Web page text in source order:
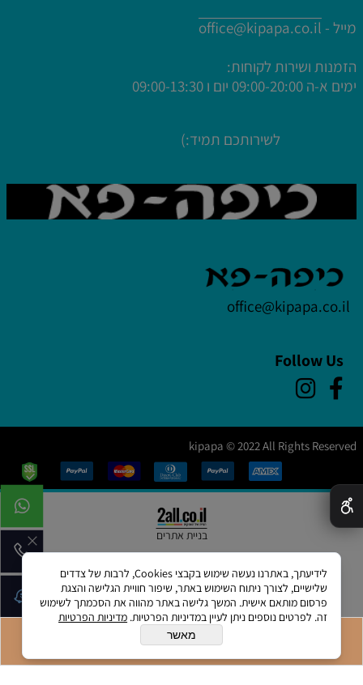
הוסף לסל
מייל - office@kipapa.co.il
הזמנות ושירות לקוחות:
ימים א-ה 09:00-20:00 יום ו 09:00-13:30
לשירותכם תמיד:)
office@kipapa.co.il
Follow Us
kipapa © 2022 All Rights Reserved
בניית אתרים
לידיעתך, באתרנו נעשה שימוש בקבצי Cookies, לרבות של צדדים
שלישיים, לצורך ניתוח השימוש באתר, שיפור חוויית הגלישה והצגת
פרסום מותאם אישית. המשך גלישה באתר מהווה את הסכמתך לשימוש
זה. לפרטים נוספים ניתן לעיין במדיניות הפרטיות. מדיניות הפרטיות
מאשר